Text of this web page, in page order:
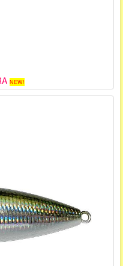
NEW!